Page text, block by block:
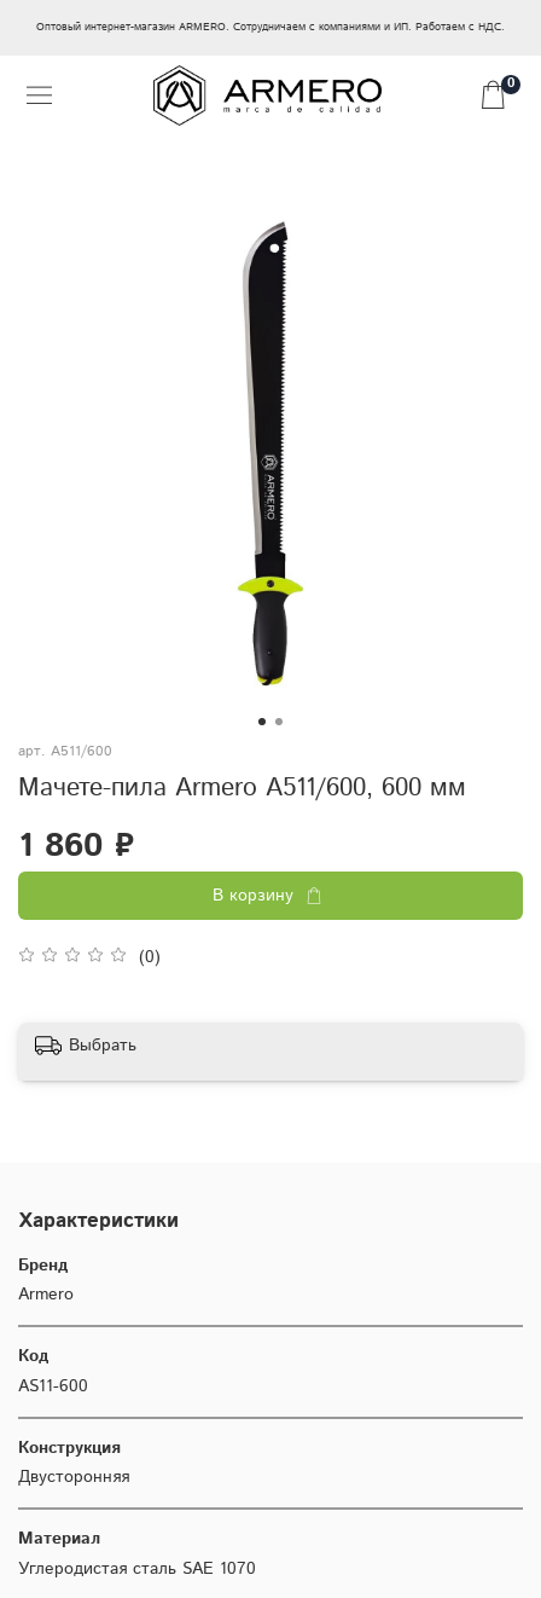
Оптовый интернет-магазин ARMERO. Сотрудничаем с компаниями и ИП. Работаем с НДС.
0
арт. A511/600
Мачете-пила Armero A511/600, 600 мм
(0)
1 860 ₽
В корзину
Выбрать
Характеристики
Бренд
Armero
Код
AS11-600
Конструкция
Двусторонняя
Материал
Углеродистая сталь SAE 1070